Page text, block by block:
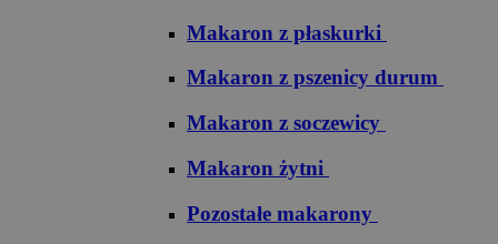
Makaron z płaskurki
Makaron z pszenicy durum
Makaron z soczewicy
Makaron żytni
Pozostałe makarony